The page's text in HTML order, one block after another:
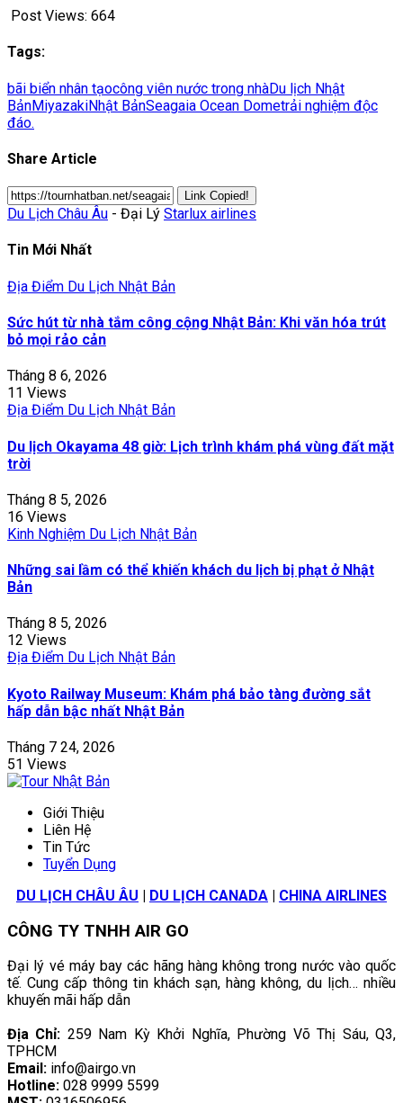
Post Views: 664
Tags:
bãi biển nhân tạocông viên nước trong nhàDu lịch Nhật
BảnMiyazakiNhật BảnSeagaia Ocean Dometrải nghiệm độc
đáo.
Share Article
Link Copied!
Du Lịch Châu Âu - Đại Lý Starlux airlines
Tin Mới Nhất
Địa Điểm Du Lịch Nhật Bản
Sức hút từ nhà tắm công cộng Nhật Bản: Khi văn hóa trút
bỏ mọi rảo cản
Tháng 8 6, 2026
11 Views
Địa Điểm Du Lịch Nhật Bản
Du lịch Okayama 48 giờ: Lịch trình khám phá vùng đất mặt
trời
Tháng 8 5, 2026
16 Views
Kinh Nghiệm Du Lịch Nhật Bản
Những sai lầm có thể khiến khách du lịch bị phạt ở Nhật
Bản
Tháng 8 5, 2026
12 Views
Địa Điểm Du Lịch Nhật Bản
Kyoto Railway Museum: Khám phá bảo tàng đường sắt
hấp dẫn bậc nhất Nhật Bản
Tháng 7 24, 2026
51 Views
Giới Thiệu
Liên Hệ
Tin Tức
Tuyển Dụng
DU LỊCH CHÂU ÂU | DU LỊCH CANADA | CHINA AIRLINES
CÔNG TY TNHH AIR GO
Đại lý vé máy bay các hãng hàng không trong nước vào quốc
tế. Cung cấp thông tin khách sạn, hàng không, du lịch… nhiều
khuyến mãi hấp dẫn
Địa Chỉ: 259 Nam Kỳ Khởi Nghĩa, Phường Võ Thị Sáu, Q3,
TPHCM
Email: info@airgo.vn
Hotline: 028 9999 5599